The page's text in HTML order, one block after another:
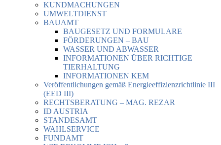
KUNDMACHUNGEN
UMWELTDIENST
BAUAMT
BAUGESETZ UND FORMULARE
FÖRDERUNGEN – BAU
WASSER UND ABWASSER
INFORMATIONEN ÜBER RICHTIGE
TIERHALTUNG
INFORMATIONEN KEM
Veröffentlichungen gemäß Energieeffizienzrichtlinie III
(EED III)
RECHTSBERATUNG – MAG. REZAR
ID AUSTRIA
STANDESAMT
WAHLSERVICE
FUNDAMT